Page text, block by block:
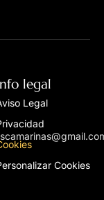
legal
Legal
Cookies